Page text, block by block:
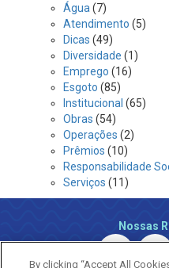
Água (7)
Atendimento (5)
Dicas (49)
Diversidade (1)
Emprego (16)
Esgoto (85)
Institucional (65)
Obras (54)
Operações (2)
Prêmios (10)
Responsabilidade
Serviços (11)
Nossas
By clicking “Accept All